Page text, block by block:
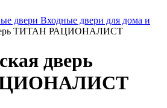
двери Входные двери для дома и
ТИТАН РАЦИОНАЛИСТ
дверь